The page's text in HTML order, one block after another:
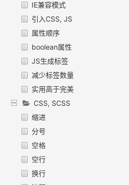
IE兼容模式
引入CSS, JS
属性顺序
boolean属性
JS生成标签
减少标签数量
实用高于完美
CSS, SCSS
缩进
分号
空格
空行
换行